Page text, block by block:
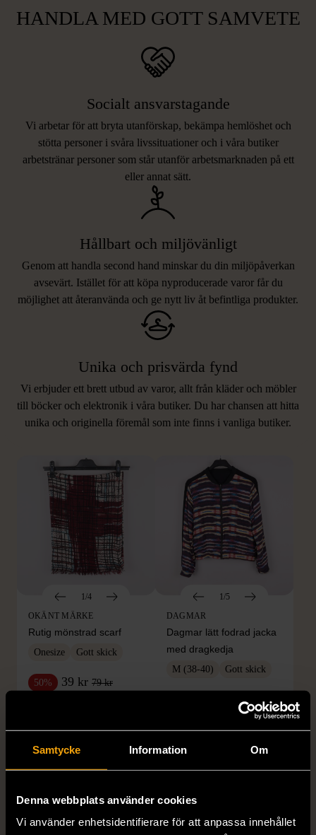
Samtycke Information Om
Denna webbplats använder cookies
Vi använder enhetsidentifierare för att anpassa innehållet
HANDLA MED GOTT SAMVETE
Socialt ansvarstagande
Vi arbetar för att bryta utanförskap, bekämpa hemlöshet och
stötta personer i svåra livssituationer och i våra butiker
arbetstränar personer som står utanför arbetsmarknaden på ett
eller annat sätt.
Hållbart och miljövänligt
Genom att handla second hand minskar du din miljöpåverkan
avsevärt. Istället för att köpa nyproducerade varor får du
möjlighet att återanvända och ge nytt liv åt befintliga produkter.
Unika och prisvärda fynd
Vi erbjuder ett brett utbud av varor, allt från kläder och möbler
till böcker och elektronik i våra butiker. Du har chansen att hitta
unika och originella föremål som inte finns i vanliga butiker.
LIKNANDE PRODUKTER
Hitta produkter som påminner om denna
1/4
OKÄNT MÄRKE
Rutig mönstrad scarf
Onesize Gott skick
50% 39 kr 79 kr
1/5
DAGMAR
Dagmar lätt fodrad jacka
med dragkedja
M (38-40) Gott skick
599 kr